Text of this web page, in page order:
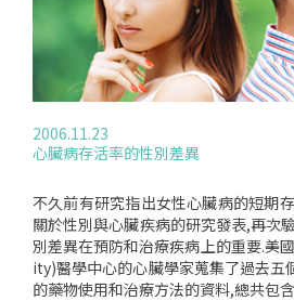
示,若女性腰臀比大於0.85、男性大
準；此外,衛生署目前公布的成人肥胖
MI值之外,女性腰圍大於80公分、男性
圍.其實像是體脂肪、腰圍/身高比等
如何,研究人員都強調,健康的重點不
2006.11.23
心臟病存活率的性別差異
不久前有研究指出女性心臟病的短期
關於性別與心臟疾病的研究發表,再次
別差異在預防和治療疾病上的重要.美
ity)醫學中心的心臟學家蒐集了過去五
的藥物使用和治療方法的資料,總共包